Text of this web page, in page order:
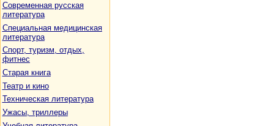
Современная русская
литература
Специальная медицинская
литература
Спорт, туризм, отдых,
фитнес
Старая книга
Театр и кино
Техническая литература
Ужасы, триллеры